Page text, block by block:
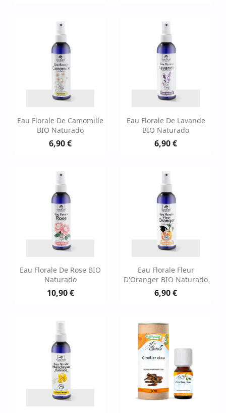
Eau Florale De Camomille
BIO Naturado
6,90 €
Eau Florale De Lavande
BIO Naturado
6,90 €
Eau Florale De Rose BIO
Naturado
10,90 €
Eau Florale Fleur
D'Oranger BIO Naturado
6,90 €